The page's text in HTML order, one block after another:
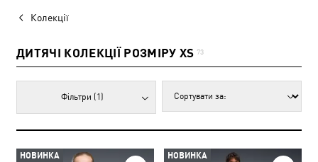
Колекції
ДИТЯЧІ КОЛЕКЦІЇ РОЗМІРУ XS 73
Фільтри (1)
НОВИНКА НОВИНКА